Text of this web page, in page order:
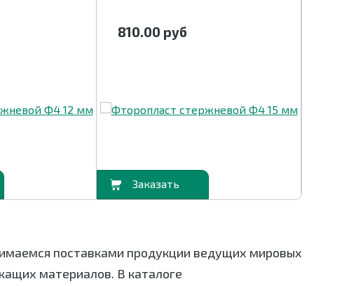
810.00 руб
В корзину
поставками продукции ведущих мировых
материалов. В каталоге